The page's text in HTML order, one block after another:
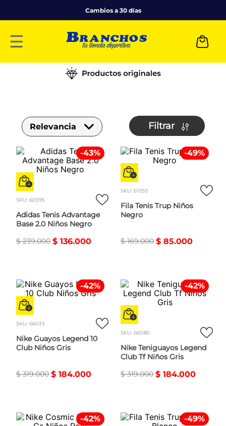
Cambios a 30 días
☰
Relevancia Filtrar
-43%
SKU: 60595
Adidas Tenis Advantage
Base 2.0 Niños Negro
$ 239.000 $ 136.000
-49%
SKU: 61350
Fila Tenis Trup Niños
Negro
$ 169.000 $ 85.000
-42%
SKU: 66033
Nike Guayos Legend 10
Club Niños Gris
$ 319.000 $ 184.000
-42%
SKU: 66080
Nike Teniguayos Legend
Club Tf Niños Gris
$ 319.000 $ 184.000
-42% -49%